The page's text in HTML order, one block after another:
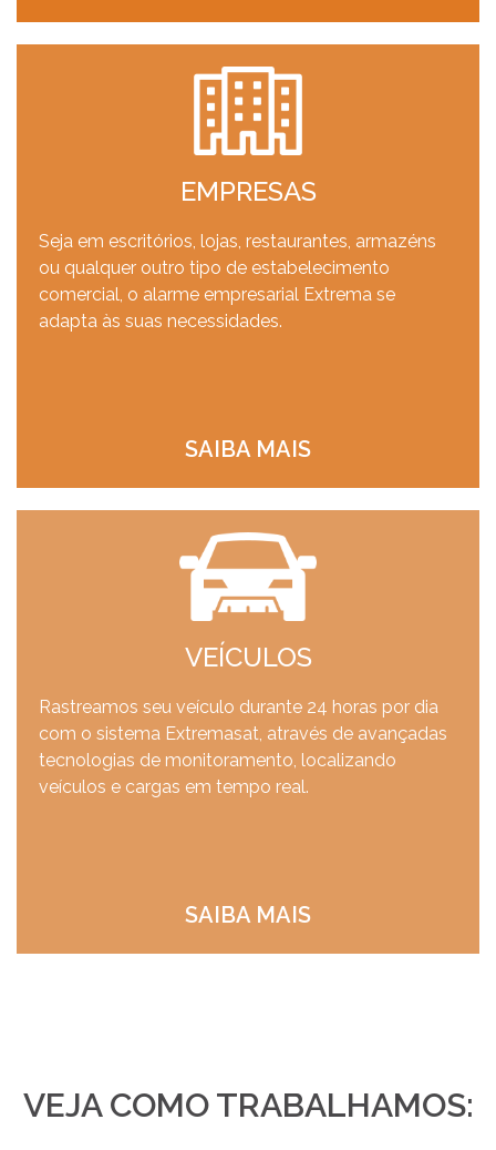
EMPRESAS
Seja em escritórios, lojas, restaurantes, armazéns
ou qualquer outro tipo de estabelecimento
comercial, o alarme empresarial Extrema se
adapta às suas necessidades.
SAIBA MAIS
VEÍCULOS
Rastreamos seu veículo durante 24 horas por dia
com o sistema Extremasat, através de avançadas
tecnologias de monitoramento, localizando
veículos e cargas em tempo real.
SAIBA MAIS
VEJA COMO TRABALHAMOS: